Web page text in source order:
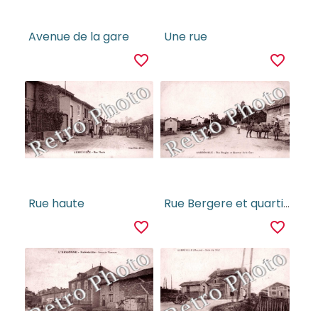
Avenue de la gare
favorite_border
Une rue
favorite_border
Rue haute
favorite_border
Rue Bergere et quartier de la gare
favorite_border